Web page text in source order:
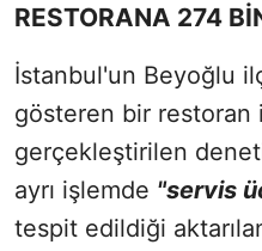
RESTORANA 274
İstanbul'un Beyoğlu
gösteren bir restoran
gerçekleştirilen
ayrı işlemde "servis
tespit edildiği